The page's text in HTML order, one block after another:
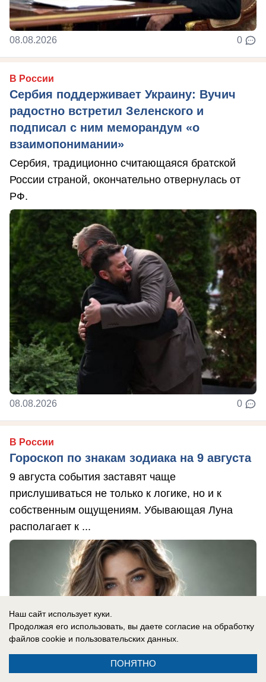
08.08.2026 0
В России
Сербия поддерживает Украину: Вучич
радостно встретил Зеленского и
подписал с ним меморандум «о
взаимопонимании»
Сербия, традиционно считающаяся братской
России страной, окончательно отвернулась от
РФ.
08.08.2026 0
В России
Гороскоп по знакам зодиака на 9 августа
9 августа события заставят чаще
прислушиваться не только к логике, но и к
собственным ощущениям. Убывающая Луна
располагает к ...
Наш сайт использует куки.
Продолжая его использовать, вы даете согласие на обработку
файлов cookie и пользовательских данных.
ПОНЯТНО